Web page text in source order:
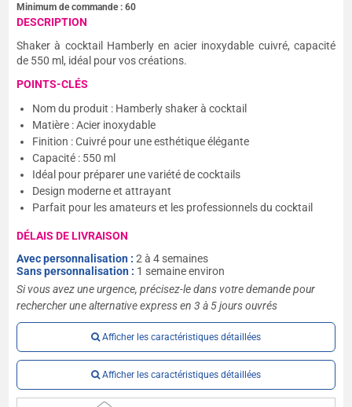
Minimum de commande :60
DESCRIPTION
Shaker à cocktail Hamberly en acier inoxydable cuivré, capacité
de 550 ml, idéal pour vos créations.
POINTS-CLÉS
Nom du produit : Hamberly shaker à cocktail
Matière : Acier inoxydable
Finition : Cuivré pour une esthétique élégante
Capacité : 550 ml
Idéal pour préparer une variété de cocktails
Design moderne et attrayant
Parfait pour les amateurs et les professionnels du cocktail
DÉLAIS DE LIVRAISON
Avec personnalisation :2 à 4 semaines
Sans personnalisation : 1 semaine environ
Si vous avez une urgence, précisez-le dans votre demande pour
rechercher une alternative express en 3 à 5 jours ouvrés
Afficher les caractéristiques détaillées
Afficher les caractéristiques détaillées